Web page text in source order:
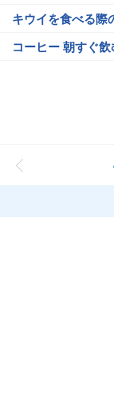
キウイを食べる際
コーヒー 朝すぐ